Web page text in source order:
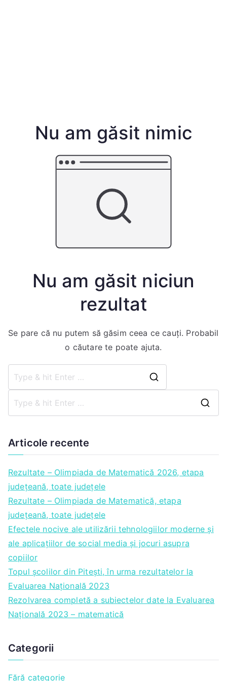
Nu am găsit nimic
Nu am găsit niciun
rezultat
Se pare că nu putem să găsim ceea ce cauți. Probabil
o căutare te poate ajuta.
Articole recente
Rezultate – Olimpiada de Matematică 2026, etapa
județeană, toate județele
Rezultate – Olimpiada de Matematică, etapa
județeană, toate județele
Efectele nocive ale utilizării tehnologiilor moderne și
ale aplicațiilor de social media și jocuri asupra
copiilor
Topul școlilor din Pitești, în urma rezultatelor la
Evaluarea Națională 2023
Rezolvarea completă a subiectelor date la Evaluarea
Națională 2023 – matematică
Categorii
Fără categorie